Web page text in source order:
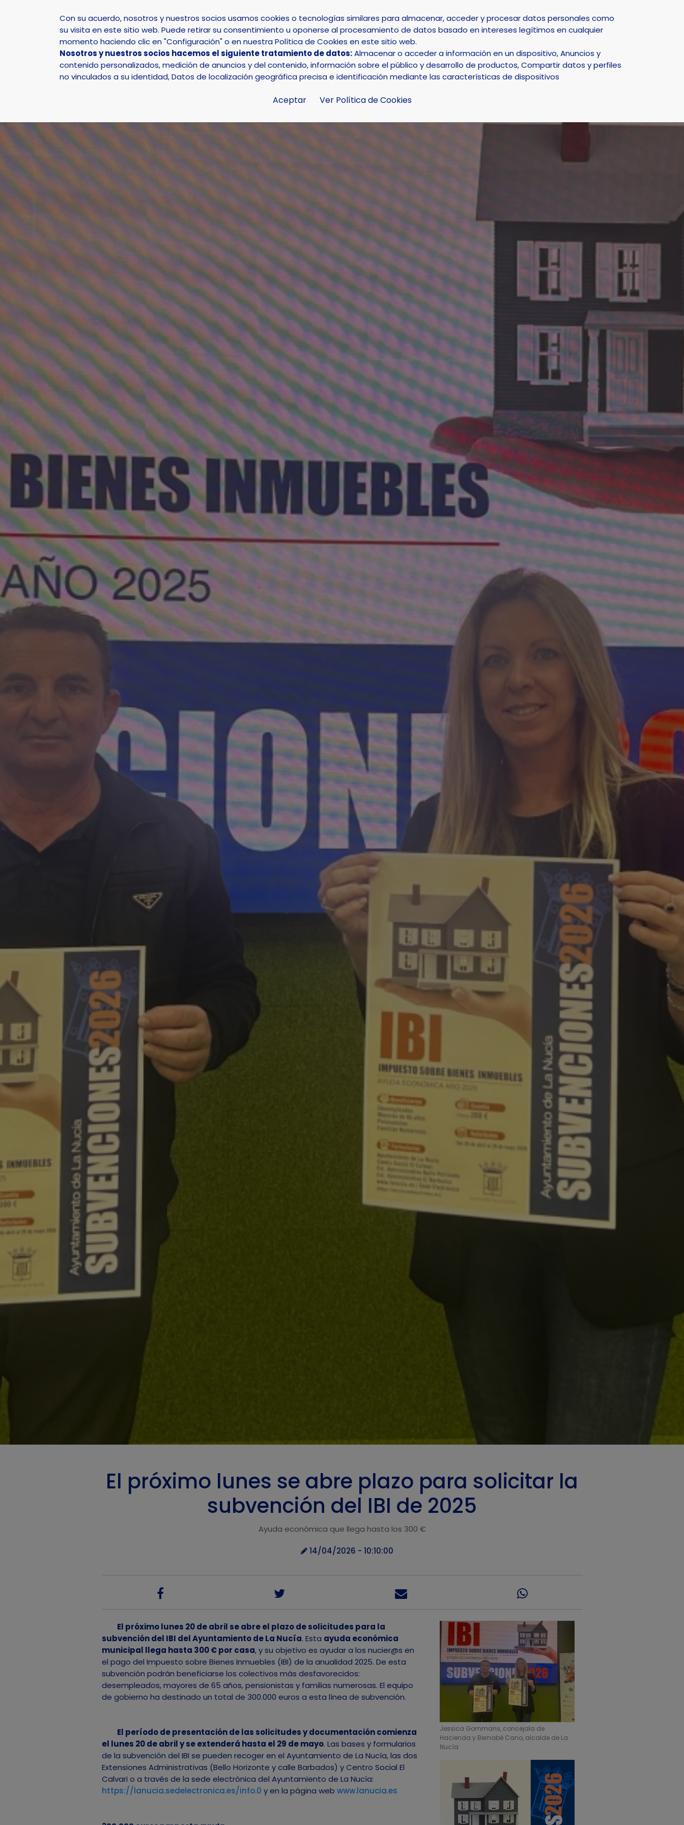
Select Language
INICIO AYUNTAMIENTO LA NUCÍA DEPORTE NATURALEZA SMART CITY
Con su acuerdo, nosotros y nuestros socios usamos cookies o tecnologías similares para almacenar, acceder y procesar datos personales como
su visita en este sitio web. Puede retirar su consentimiento u oponerse al procesamiento de datos basado en intereses legítimos en cualquier
momento haciendo clic en "Configuración" o en nuestra Política de Cookies en este sitio web.
Nosotros y nuestros socios hacemos el siguiente tratamiento de datos:Almacenar o acceder a información en un dispositivo, Anuncios y
contenido personalizados, medición de anuncios y del contenido, información sobre el público y desarrollo de productos, Compartir datos y perfiles
no vinculados a su identidad, Datos de localización geográfica precisa e identificación mediante las características de dispositivos
Aceptar Ver Política de Cookies
Actualidad Noticias Noticia - El próximo lunes se abre plazo para solicitar la subvención del IBI de 2025
El próximo lunes se abre plazo para solicitar la
subvención del IBI de 2025
Ayuda económica que llega hasta los 300 €
14/04/2026 - 10:10:00
El próximo lunes 20 de abril se abre el plazo de solicitudes para la
subvención del IBI del Ayuntamiento de La Nucía. Esta ayuda económica
municipal llega hasta 300 € por casa, y su objetivo es ayudar a los nucier@s en
el pago del Impuesto sobre Bienes Inmuebles (IBI) de la anualidad 2025. De esta
subvención podrán beneficiarse los colectivos más desfavorecidos:
desempleados, mayores de 65 años, pensionistas y familias numerosas. El equipo
de gobierno ha destinado un total de 300.000 euros a esta línea de subvención.
El período de presentación de las solicitudes y documentación comienza
el lunes 20 de abril y se extenderá hasta el 29 de mayo. Las bases y formularios
de la subvención del IBI se pueden recoger en el Ayuntamiento de La Nucía, las dos
Extensiones Administrativas (Bello Horizonte y calle Barbados) y Centro Social El
Calvari o a través de la sede electrónica del Ayuntamiento de La Nucía:
https://lanucia.sedelectronica.es/info.0 y en la página web www.lanucia.es
Jessica Gommans, concejala de
Hacienda y Bernabé Cano, alcalde de La
Nucía